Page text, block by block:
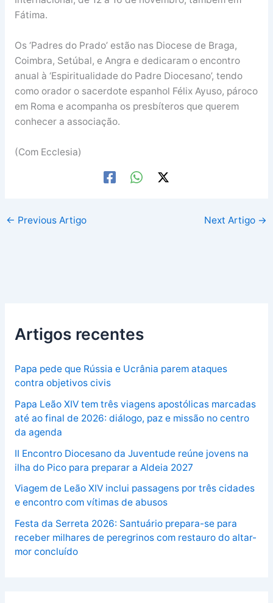
Fátima.
Os ‘Padres do Prado’ estão nas Diocese de Braga,
Coimbra, Setúbal, e Angra e dedicaram o encontro
anual à ‘Espiritualidade do Padre Diocesano’, tendo
como orador o sacerdote espanhol Félix Ayuso, pároco
em Roma e acompanha os presbíteros que querem
conhecer a associação.
(Com Ecclesia)
← Previous Artigo Next Artigo →
Artigos recentes
Papa pede que Rússia e Ucrânia parem ataques
contra objetivos civis
Papa Leão XIV tem três viagens apostólicas marcadas
até ao final de 2026: diálogo, paz e missão no centro
da agenda
II Encontro Diocesano da Juventude reúne jovens na
ilha do Pico para preparar a Aldeia 2027
Viagem de Leão XIV inclui passagens por três cidades
e encontro com vítimas de abusos
Festa da Serreta 2026: Santuário prepara-se para
receber milhares de peregrinos com restauro do altar-
mor concluído